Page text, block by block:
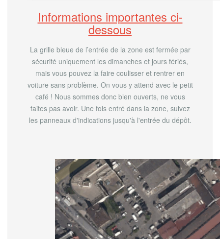
Informations importantes ci-
dessous
La grille bleue de l’entrée de la zone est fermée par
sécurité uniquement les dimanches et jours fériés,
mais vous pouvez la faire coulisser et rentrer en
voiture sans problème. On vous y attend avec le petit
café ! Nous sommes donc bien ouverts, ne vous
faites pas avoir. Une fois entré dans la zone, suivez
les panneaux d'indications jusqu'à l'entrée du dépôt.